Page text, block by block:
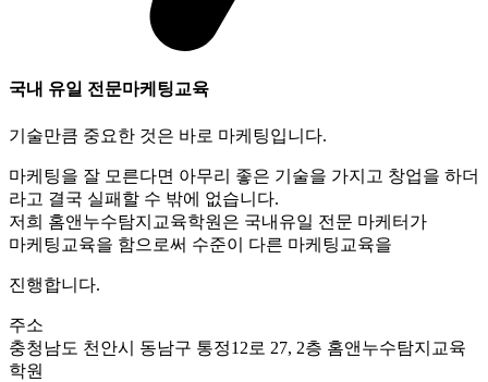
국내 유일 전문마케팅교육
기술만큼 중요한 것은 바로 마케팅입니다.
마케팅을 잘 모른다면 아무리 좋은 기술을 가지고 창업을 하더
라고 결국 실패할 수 밖에 없습니다.
저희 홈앤누수탐지교육학원은 국내유일 전문 마케터가
마케팅교육을 함으로써 수준이 다른 마케팅교육을
진행합니다.
주소
충청남도 천안시 동남구 통정12로 27, 2층 홈앤누수탐지교육
학원